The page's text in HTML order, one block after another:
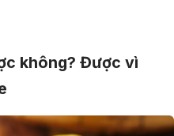
không? Được vì